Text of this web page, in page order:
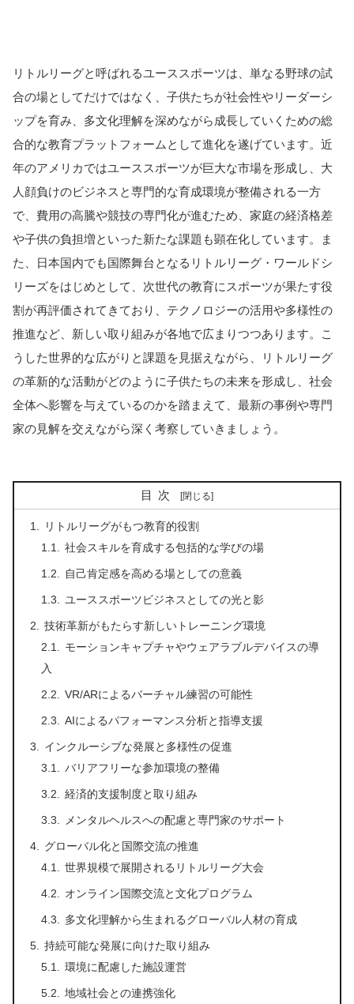
リトルリーグと呼ばれるユーススポーツは、単なる野球の試
合の場としてだけではなく、子供たちが社会性やリーダーシ
ップを育み、多文化理解を深めながら成長していくための総
合的な教育プラットフォームとして進化を遂げています。近
年のアメリカではユーススポーツが巨大な市場を形成し、大
人顔負けのビジネスと専門的な育成環境が整備される一方
で、費用の高騰や競技の専門化が進むため、家庭の経済格差
や子供の負担増といった新たな課題も顕在化しています。ま
た、日本国内でも国際舞台となるリトルリーグ・ワールドシ
リーズをはじめとして、次世代の教育にスポーツが果たす役
割が再評価されてきており、テクノロジーの活用や多様性の
推進など、新しい取り組みが各地で広まりつつあります。こ
うした世界的な広がりと課題を見据えながら、リトルリーグ
の革新的な活動がどのように子供たちの未来を形成し、社会
全体へ影響を与えているのかを踏まえて、最新の事例や専門
家の見解を交えながら深く考察していきましょう。
目次
リトルリーグがもつ教育的役割
社会スキルを育成する包括的な学びの場
自己肯定感を高める場としての意義
ユーススポーツビジネスとしての光と影
技術革新がもたらす新しいトレーニング環境
モーションキャプチャやウェアラブルデバイスの導
入
VR/ARによるバーチャル練習の可能性
AIによるパフォーマンス分析と指導支援
インクルーシブな発展と多様性の促進
バリアフリーな参加環境の整備
経済的支援制度と取り組み
メンタルヘルスへの配慮と専門家のサポート
グローバル化と国際交流の推進
世界規模で展開されるリトルリーグ大会
オンライン国際交流と文化プログラム
多文化理解から生まれるグローバル人材の育成
持続可能な発展に向けた取り組み
環境に配慮した施設運営
地域社会との連携強化